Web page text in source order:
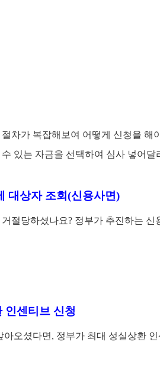
차가 복잡해보여 어떻게 신청을 해
있는 자금을 선택하여 심사 넣어
대상자 조회(신용사면)
절당하셨나요? 정부가 추진하는
인센티브 신청
아오셨다면, 정부가 최대 성실상환